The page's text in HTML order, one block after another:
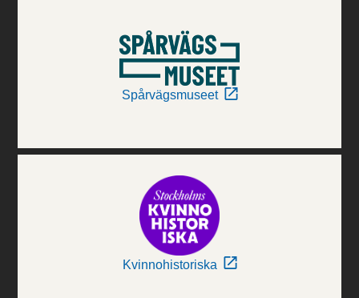
Spårvägsmuseet
Kvinnohistoriska